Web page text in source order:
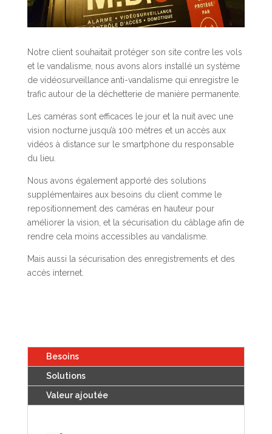
Notre client souhaitait protéger son site contre les vols
et le vandalisme, nous avons alors installé un système
de vidéosurveillance anti-vandalisme qui enregistre le
trafic autour de la déchetterie de manière permanente.
Les caméras sont efficaces le jour et la nuit avec une
vision nocturne jusqu’à 100 mètres et un accès aux
vidéos à distance sur le smartphone du responsable
du lieu.
Nous avons également apporté des solutions
supplémentaires aux besoins du client comme le
repositionnement des caméras en hauteur pour
améliorer la vision, et la sécurisation du câblage afin de
rendre cela moins accessibles au vandalisme.
Mais aussi la sécurisation des enregistrements et des
accès internet.
Besoins
Solutions
Valeur ajoutée